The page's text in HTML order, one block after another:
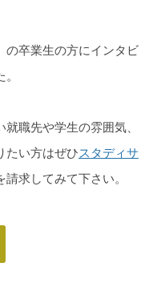
の卒業生の方にインタビ
職先や学生の雰囲気、
たい方はぜひスタディサ
求してみて下さい。